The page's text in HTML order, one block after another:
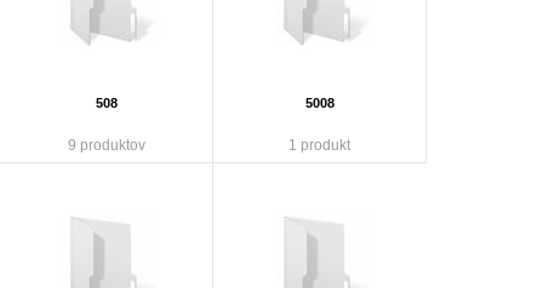
508
9 produktov
5008
1 produkt